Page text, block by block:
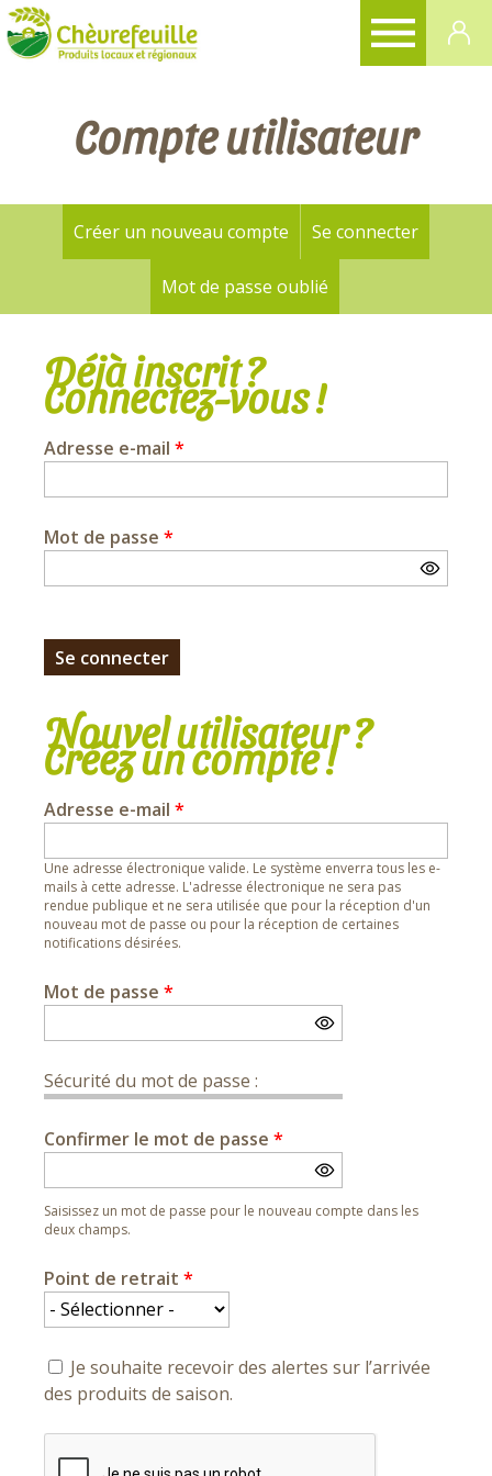
Compte utilisateur
Onglets
principaux
Créer un nouveau compte Se connecter(onglet
Mot de passe oublié
Déjà inscrit ?
Connectez-vous !
Adresse e-mail *
Mot de passe *
Nouvel utilisateur ?
Créez un compte !
Adresse e-mail *
Une adresse électronique valide. Le système enverra tous les e-
mails à cette adresse. L'adresse électronique ne sera pas
rendue publique et ne sera utilisée que pour la réception d'un
nouveau mot de passe ou pour la réception de certaines
notifications désirées.
Mot de passe *
Sécurité du mot de passe :
Confirmer le mot de passe *
Saisissez un mot de passe pour le nouveau compte dans les
deux champs.
Point de retrait *
Je souhaite recevoir des alertes sur l’arrivée
des produits de saison.